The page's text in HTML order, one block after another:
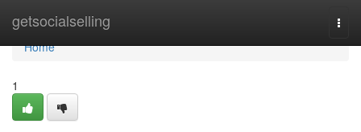
getsocialselling
Home
Home
1